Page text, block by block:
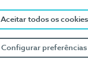
Aceitar todos os cookies
Configurar preferências